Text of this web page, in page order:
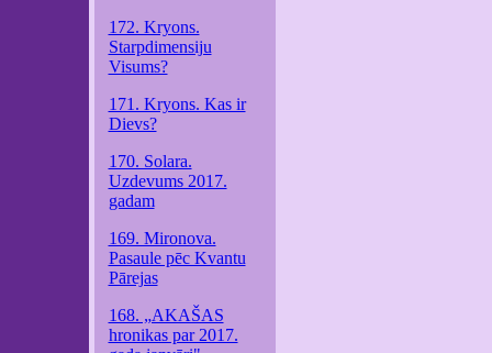
172. Kryons.
Starpdimensiju
Visums?
171. Kryons. Kas ir
Dievs?
170. Solara.
Uzdevums 2017.
gadam
169. Mironova.
Pasaule pēc Kvantu
Pārejas
168. „AKAŠAS
hronikas par 2017.